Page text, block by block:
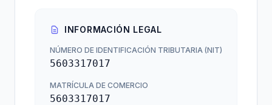
INFORMACIÓN LEGAL
NÚMERO DE IDENTIFICACIÓN TRIBUTARIA (NIT)
5603317017
MATRÍCULA DE COMERCIO
5603317017